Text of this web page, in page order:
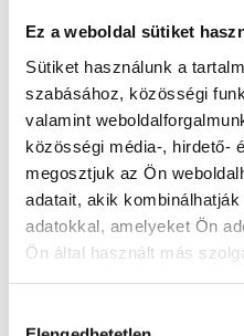
Ez a weboldal sütiket
Sütiket használunk a
szabásához, közösségi
valamint
közösségi média-, hirdető-
megosztjuk az Ön
adatait, akik
adatokkal, amelyeket Ön
Ön által használt más
rövidebb rendezvények,
és helyi piknikek keretében.
kedvez a gyakori
működik jól, ahol fontos a
folyamatos kiszolgálása
EN14960 szabványnak való
intézményi szervezők
nagyobb kiszámíthatóságot
költségekben.